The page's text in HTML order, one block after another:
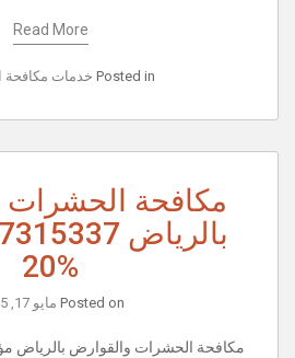
Read More
Posted in خدمات مكافحة
مكافحة الحشرات
%20
Posted on مايو 17, 2025
مكافحة الحشرات والقوارض بالرياض